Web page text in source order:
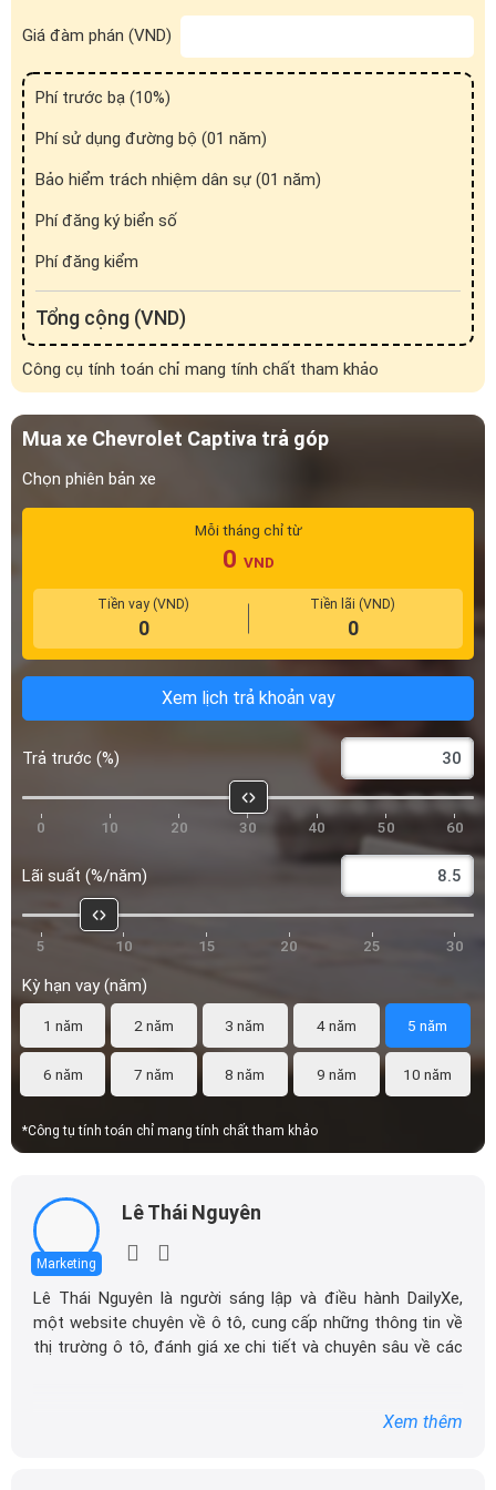
Sạc thiết bị di động & Ghế lái chỉnh điện 8 hướng
Sạc thiết bị di động
Sạc thiết bị di động mọi lúc với cổng USB.
Thoải mái hơn với 8 cách điều chỉnh độ cao và ngả lưng
Captiva Revv rộng rãi hơn giúp bạn dễ dàng mang mọi vật dụng
cần thiết hay mời thêm bạn bè cùng đi. Ba hàng ghế 5+2 dễ dàng
tuỳ chỉnh không gian theo ý muốn lên đến 1.598 lít. Mở rộng
Captiva Revv rộng rãi
Giá đàm phán (VND)
Phí trước bạ (10%)
Phí sử dụng đường bộ (01 năm)
Bảo hiểm trách nhiệm dân sự (01 năm)
Phí đăng ký biển số
Phí đăng kiểm
Tổng cộng (VND)
Công cụ tính toán chỉ mang tính chất tham khảo
Mua xe Chevrolet Captiva trả góp
Chọn phiên bản xe
Mỗi tháng chỉ từ
0 VND
Tiền vay (VND)
0
Tiền lãi (VND)
0
Xem lịch trả khoản vay
Trả trước (%)
0 10 20 30 40 50 60
Lãi suất (%/năm)
5 10 15 20 25 30
Kỳ hạn vay (năm)
1 năm 2 năm 3 năm 4 năm 5 năm
6 năm 7 năm 8 năm 9 năm 10 năm
*Công tụ tính toán chỉ mang tính chất tham khảo
Marketing
Lê Thái Nguyên
Lê Thái Nguyên là người sáng lập và điều hành DailyXe,
một website chuyên về ô tô, cung cấp những thông tin về
thị trường ô tô, đánh giá xe chi tiết và chuyên sâu về các
DailyXe trở thành một trong những địa chỉ tin cậy hàng
Xem thêm